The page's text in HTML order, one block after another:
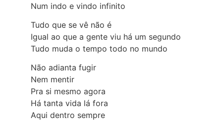
Num indo e vindo infinito
Tudo que se vê não é
Igual ao que a gente viu há um segundo
Tudo muda o tempo todo no mundo
Não adianta fugir
Nem mentir
Pra si mesmo agora
Há tanta vida lá fora
Aqui dentro sempre